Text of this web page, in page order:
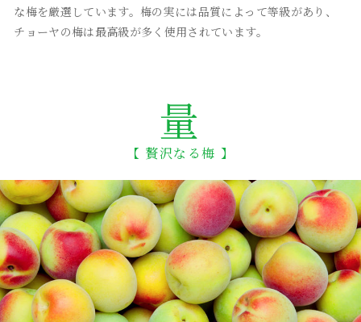
な梅を厳選しています。梅の実には品質によって等級があり、
チョーヤの梅は最高級が多く使用されています。
量
【 贅沢なる梅 】